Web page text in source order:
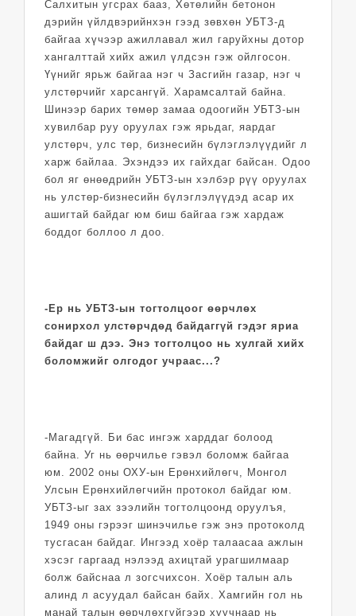
Салхитын угсрах бааз, Хөтөлийн бетонон
дэрийн үйлдвэрийнхэн гээд зөвхөн УБТЗ-д
байгаа хүчээр ажиллавал жил гаруйхны дотор
хангалттай хийх ажил үлдсэн гэж ойлгосон.
Үүнийг ярьж байгаа нэг ч Засгийн газар, нэг ч
улстөрчийг харсангүй. Харамсалтай байна.
Шинээр барих төмөр замаа одоогийн УБТЗ-ын
хувилбар руу оруулах гэж ярьдаг, яардаг
улстөрч, улс төр, бизнесийн бүлэглэлүүдийг л
харж байлаа. Эхэндээ их гайхдаг байсан. Одоо
бол яг өнөөдрийн УБТЗ-ын хэлбэр рүү оруулах
нь улстөр-бизнесийн бүлэглэлүүдэд асар их
ашигтай байдаг юм биш байгаа гэж хардаж
боддог боллоо л доо.
-Ер нь УБТЗ-ын тогтолцоог өөрчлөх
сонирхол улстөрчдөд байдаггүй гэдэг яриа
байдаг ш дээ. Энэ тогтолцоо нь хулгай хийх
боломжийг олгодог учраас...?
-Магадгүй. Би бас ингэж харддаг болоод
байна. Уг нь өөрчилье гэвэл боломж байгаа
юм. 2002 оны ОХУ-ын Ерөнхийлөгч, Монгол
Улсын Ерөнхийлөгчийн протокол байдаг юм.
УБТЗ-ыг зах зээлийн тогтолцоонд оруулъя,
1949 оны гэрээг шинэчилье гэж энэ протоколд
тусгасан байдаг. Ингээд хоёр талаасаа ажлын
хэсэг гаргаад нэлээд ахицтай урагшилмаар
болж байснаа л зогсчихсон. Хоёр талын аль
алинд л асуудал байсан байх. Хамгийн гол нь
манай талын өөрчлөхгүйгээр хуучнаар нь